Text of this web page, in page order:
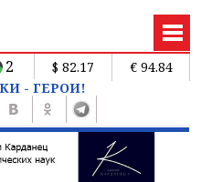
2 $ 82.17
€ 94.84
- ГЕРОИ!